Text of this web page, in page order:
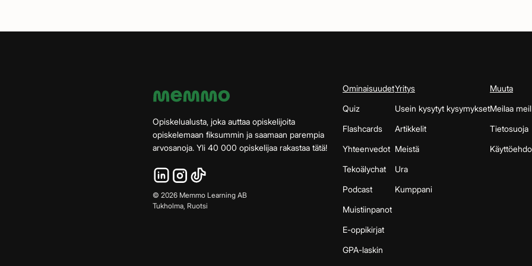
Opiskelualusta, joka auttaa opiskelijoita
opiskelemaan fiksummin ja saamaan parempia
arvosanoja. Yli 40 000 opiskelijaa rakastaa tätä!
© 2026 Memmo Learning AB
Tukholma, Ruotsi
Ominaisuudet
Quiz
Flashcards
Yhteenvedot
Tekoälychat
Podcast
Muistiinpanot
E-oppikirjat
GPA-laskin
Yritys
Usein kysytyt kysymykset
Artikkelit
Meistä
Ura
Kumppani
Muuta
Meilaa
Tietosuoja